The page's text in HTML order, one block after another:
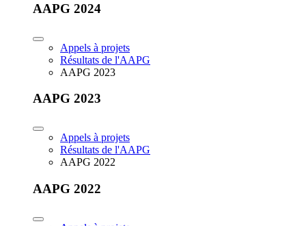
AAPG 2024
Appels à projets
Résultats de l'AAPG
AAPG 2023
AAPG 2023
Appels à projets
Résultats de l'AAPG
AAPG 2022
AAPG 2022